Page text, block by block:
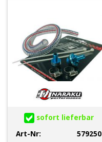
sofort lieferbar
Art-Nr:
579250